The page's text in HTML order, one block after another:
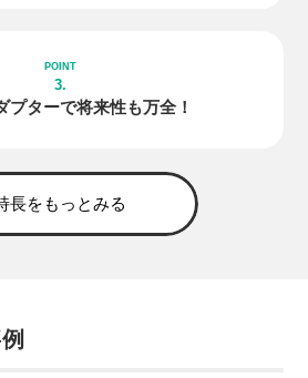
3.
プターで将来性も万全！
長をもっとみる